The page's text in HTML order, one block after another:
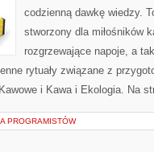
codzienną dawkę wiedzy.
stworzony dla miłośników
rozgrzewające napoje, a
rytuały związane z
i Kawa i Ekologia. Na
PROGRAMISTÓW